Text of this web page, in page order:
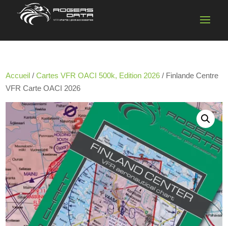
Accueil /Cartes VFR OACI 500k, Edition 2026 / Finlande Centre
VFR Carte OACI 2026